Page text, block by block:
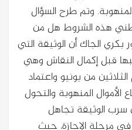
وتم طرح السؤال
هذه الشروط هل من
بكري الجاك أن الوثيقة التي
قبل إكمال النقاش وهي
من يونيو واعتماد
الأموال المنهوبة والتحول
الوثيقة تجاهل